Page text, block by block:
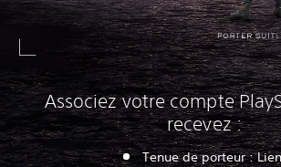
Associez votre compte
recevez :
Tenue de porteur :